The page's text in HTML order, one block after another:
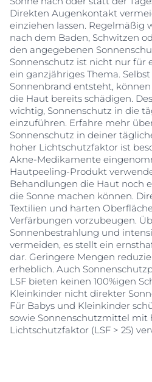
Direkten Augenkontakt
einziehen lassen. Regelmäßig
nach dem Baden, Schwitzen
den angegebenen
Sonnenschutz ist nicht nur für
ein ganzjähriges Thema.
Sonnenbrand entsteht,
die Haut bereits schädigen.
wichtig, Sonnenschutz in die
einzuführen. Erfahre mehr
Sonnenschutz in deiner
hoher Lichtschutzfaktor ist
Akne-Medikamente
Hautpeeling-Produkt
Behandlungen die Haut noch
die Sonne machen können.
Textilien und harten
Verfärbungen vorzubeugen.
Sonnenbestrahlung und
vermeiden, es stellt ein
dar. Geringere Mengen
erheblich. Auch
LSF bieten keinen 100%igen
Kleinkinder nicht direkter
Für Babys und Kleinkinder
sowie Sonnenschutzmittel mit
Lichtschutzfaktor (LSF > 25)